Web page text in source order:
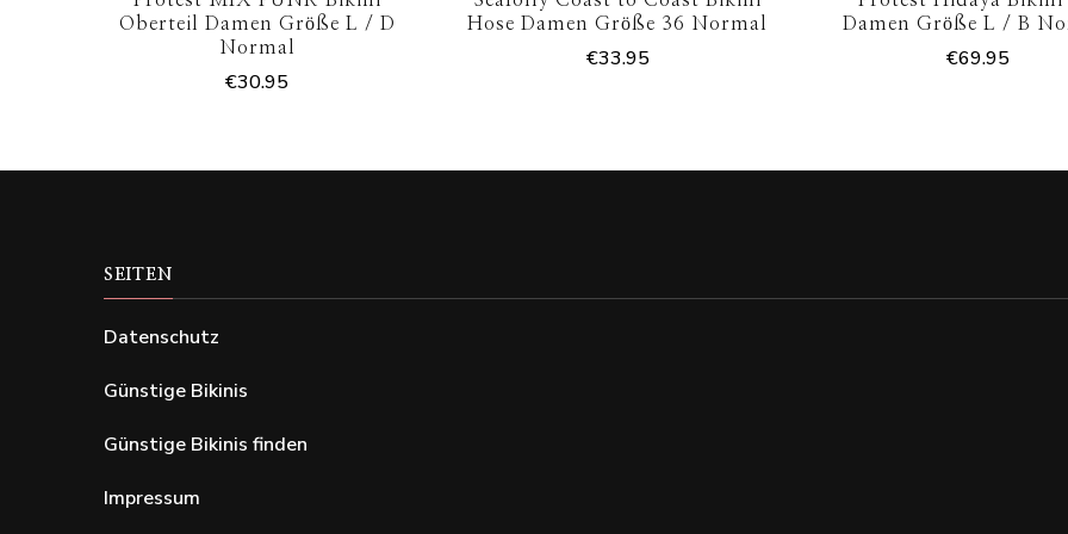
Oberteil Damen Größe L / D
Normal
€30.95
Hose Damen Größe 36 Normal
€33.95
Damen Größe L / B
€69.95
SEITEN
Datenschutz
Günstige Bikinis
Günstige Bikinis finden
Impressum